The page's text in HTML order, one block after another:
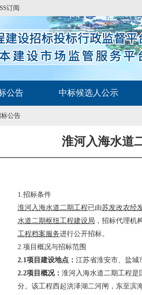
订阅
公告 中标候选人公示
公告
淮河入海水道
1.招标条件
淮河入海水道二期工程已由苏发改农经
水道二期枢纽工程建设局 ，招标代理机
工程档案服务进行公开招标。
2.项目概况与招标范围
2.1项目建设地点： 江苏省淮安市、盐城
2.2项目概况： 淮河入海水道二期工程是
分。该工程西起洪泽湖二河闸，东至滨